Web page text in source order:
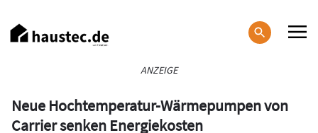
zum
Inhalt
ANZEIGE
Neue Hochtemperatur-Wärmepumpen von
Carrier senken Energiekosten